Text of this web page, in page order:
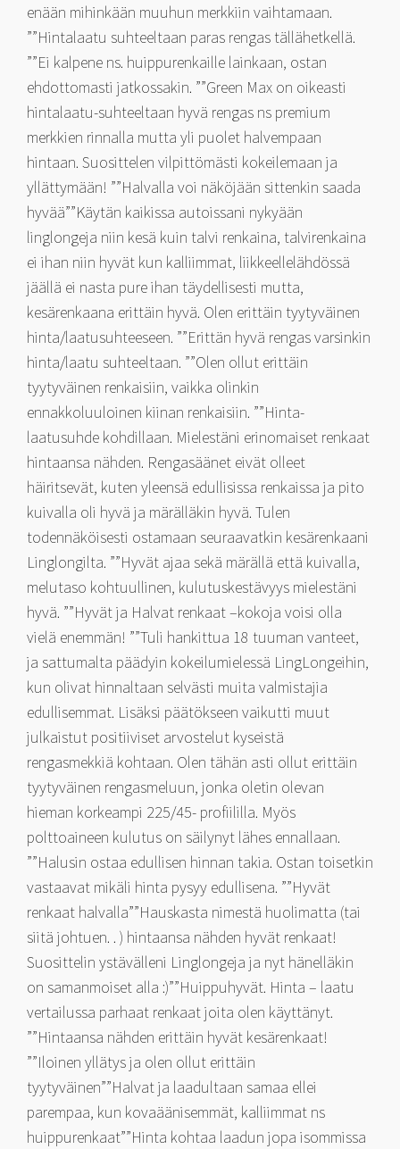
enään mihinkään muuhun merkkiin vaihtamaan.
””Hintalaatu suhteeltaan paras rengas tällähetkellä.
””Ei kalpene ns. huippurenkaille lainkaan, ostan
ehdottomasti jatkossakin. ””Green Max on oikeasti
hintalaatu-suhteeltaan hyvä rengas ns premium
merkkien rinnalla mutta yli puolet halvempaan
hintaan. Suosittelen vilpittömästi kokeilemaan ja
yllättymään! ””Halvalla voi näköjään sittenkin saada
hyvää””Käytän kaikissa autoissani nykyään
linglongeja niin kesä kuin talvi renkaina, talvirenkaina
ei ihan niin hyvät kun kalliimmat, liikkeellelähdössä
jäällä ei nasta pure ihan täydellisesti mutta,
kesärenkaana erittäin hyvä. Olen erittäin tyytyväinen
hinta/laatusuhteeseen. ””Erittän hyvä rengas varsinkin
hinta/laatu suhteeltaan. ””Olen ollut erittäin
tyytyväinen renkaisiin, vaikka olinkin
ennakkoluuloinen kiinan renkaisiin. ””Hinta-
laatusuhde kohdillaan. Mielestäni erinomaiset renkaat
hintaansa nähden. Rengasäänet eivät olleet
häiritsevät, kuten yleensä edullisissa renkaissa ja pito
kuivalla oli hyvä ja märälläkin hyvä. Tulen
todennäköisesti ostamaan seuraavatkin kesärenkaani
Linglongilta. ””Hyvät ajaa sekä märällä että kuivalla,
melutaso kohtuullinen, kulutuskestävyys mielestäni
hyvä. ””Hyvät ja Halvat renkaat –kokoja voisi olla
vielä enemmän! ””Tuli hankittua 18 tuuman vanteet,
ja sattumalta päädyin kokeilumielessä LingLongeihin,
kun olivat hinnaltaan selvästi muita valmistajia
edullisemmat. Lisäksi päätökseen vaikutti muut
julkaistut positiiviset arvostelut kyseistä
rengasmekkiä kohtaan. Olen tähän asti ollut erittäin
tyytyväinen rengasmeluun, jonka oletin olevan
hieman korkeampi 225/45- profiililla. Myös
polttoaineen kulutus on säilynyt lähes ennallaan.
””Halusin ostaa edullisen hinnan takia. Ostan toisetkin
vastaavat mikäli hinta pysyy edullisena. ””Hyvät
renkaat halvalla””Hauskasta nimestä huolimatta (tai
siitä johtuen. . ) hintaansa nähden hyvät renkaat!
Suosittelin ystävälleni Linglongeja ja nyt hänelläkin
on samanmoiset alla :)””Huippuhyvät. Hinta – laatu
vertailussa parhaat renkaat joita olen käyttänyt.
””Hintaansa nähden erittäin hyvät kesärenkaat!
””Iloinen yllätys ja olen ollut erittäin
tyytyväinen””Halvat ja laadultaan samaa ellei
parempaa, kun kovaäänisemmät, kalliimmat ns
huippurenkaat””Hinta kohtaa laadun jopa isommissa